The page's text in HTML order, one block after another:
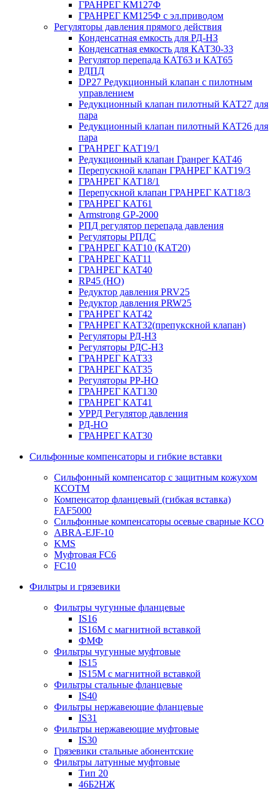
ГРАНРЕГ КМ127Ф
ГРАНРЕГ КМ125Ф с эл.приводом
Регуляторы давления прямого действия
Конденсатная емкость для РД-НЗ
Конденсатная емкость для КАТ30-33
Регулятор перепада КАТ63 и КАТ65
РДПД
DP27 Редукционный клапан с пилотным
управлением
Редукционный клапан пилотный КАТ27 для
пара
Редукционный клапан пилотный КАТ26 для
пара
ГРАНРЕГ КАТ19/1
Редукционный клапан Гранрег КАТ46
Перепускной клапан ГРАНРЕГ КАТ19/3
ГРАНРЕГ КАТ18/1
Перепускной клапан ГРАНРЕГ КАТ18/3
ГРАНРЕГ КАТ61
Armstrong GP-2000
РПД регулятор перепада давления
Регуляторы РПДС
ГРАНРЕГ КАТ10 (КАТ20)
ГРАНРЕГ КАТ11
ГРАНРЕГ КАТ40
RP45 (НО)
Редуктор давления PRV25
Редуктор давления PRW25
ГРАНРЕГ КАТ42
ГРАНРЕГ КАТ32(препукскной клапан)
Регуляторы РД-НЗ
Регуляторы РДС-НЗ
ГРАНРЕГ КАТ33
ГРАНРЕГ КАТ35
Регуляторы РР-НО
ГРАНРЕГ КАТ130
ГРАНРЕГ КАТ41
УРРД Регулятор давления
РД-НО
ГРАНРЕГ КАТ30
Сильфонные компенсаторы и гибкие вставки
Сильфонный компенсатор с защитным кожухом
КСОТM
Компенсатор фланцевый (гибкая вставка)
FAF5000
Сильфонные компенсаторы осевые сварные КСО
ABRA-EJF-10
KMS
Муфтовая FC6
FC10
Фильтры и грязевики
Фильтры чугунные фланцевые
IS16
IS16M с магнитной вставкой
ФМФ
Фильтры чугунные муфтовые
IS15
IS15M c магнитной вставкой
Фильтры стальные фланцевые
IS40
Фильтры нержавеющие фланцевые
IS31
Фильтры нержавеющие муфтовые
IS30
Грязевики стальные абонентские
Фильтры латунные муфтовые
Тип 20
46Б2НЖ